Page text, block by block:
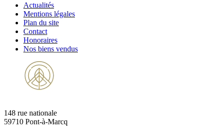
Actualités
Mentions légales
Plan du site
Contact
Honoraires
Nos biens vendus
148 rue nationale
59710 Pont-à-Marcq